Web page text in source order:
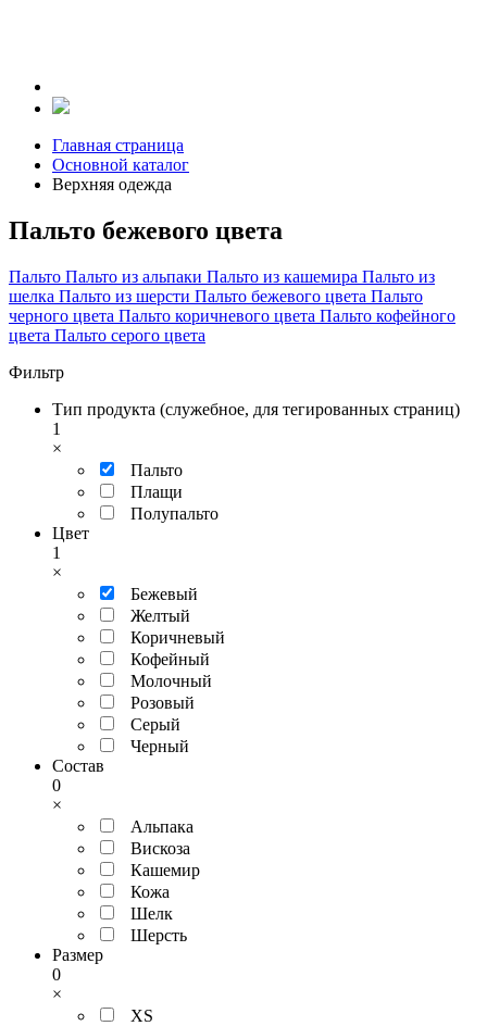
Главная страница
Основной каталог
Верхняя одежда
Пальто бежевого цвета
Пальто Пальто из альпаки Пальто из кашемира Пальто из
шелка Пальто из шерсти Пальто бежевого цвета Пальто
черного цвета Пальто коричневого цвета Пальто кофейного
цвета Пальто серого цвета
Фильтр
Тип продукта (служебное, для тегированных страниц)
1
×
Пальто
Плащи
Полупальто
Цвет
1
×
Бежевый
Желтый
Коричневый
Кофейный
Молочный
Розовый
Серый
Черный
Состав
0
×
Альпака
Вискоза
Кашемир
Кожа
Шелк
Шерсть
Размер
0
×
XS